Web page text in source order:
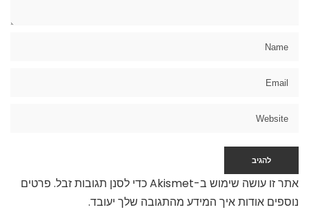
אתר זו עושה שימוש ב-Akismet כדי לסנן תגובות זבל.
פרטים
נוספים אודות איך המידע מהתגובה שלך יעובד.